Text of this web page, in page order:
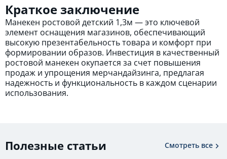
Краткое заключение
Манекен ростовой детский 1,3м — это ключевой
элемент оснащения магазинов, обеспечивающий
высокую презентабельность товара и комфорт при
формировании образов. Инвестиция в качественный
ростовой манекен окупается за счет повышения
продаж и упрощения мерчандайзинга, предлагая
надежность и функциональность в каждом сценарии
использования.
Полезные статьи Смотреть все